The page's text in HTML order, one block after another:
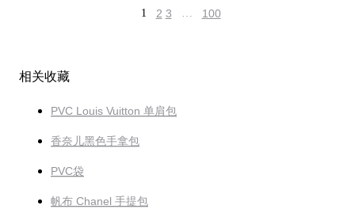
1 2 3 … 100
相关收藏
PVC Louis Vuitton 单肩包
香奈儿黑色手拿包
PVC袋
帆布 Chanel 手提包